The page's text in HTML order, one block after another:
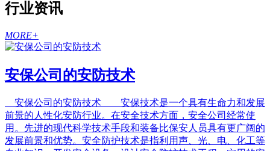
行业资讯
MORE+
安保公司的安防技术
安保公司的安防技术 安保技术是一个具有生命力和发展
前景的人性化安防行业。在安全技术方面，安全公司经常使
用。先进的现代科学技术手段和装备比保安人员具有更广阔的
发展前景和优势。安全防护技术是指利用声、光、电、化工等